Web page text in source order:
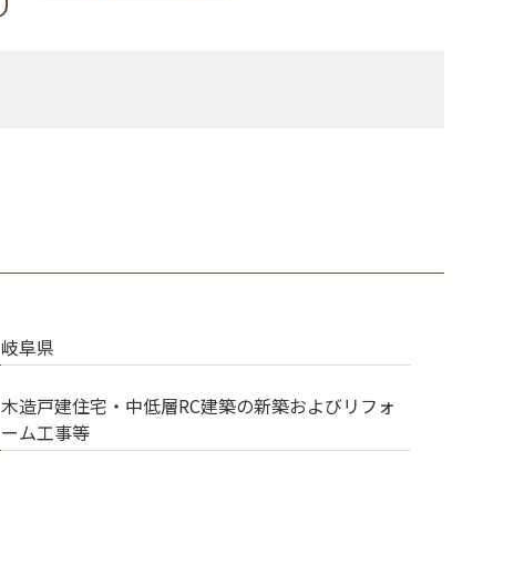
岐阜県
木造戸建住宅・中低層RC建築の新築およびリフォ
ーム工事等